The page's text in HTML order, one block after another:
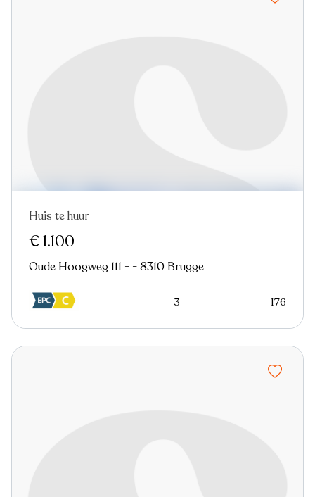
Huis te huur
€ 1.100
Oude Hoogweg 111 - - 8310 Brugge
3 176